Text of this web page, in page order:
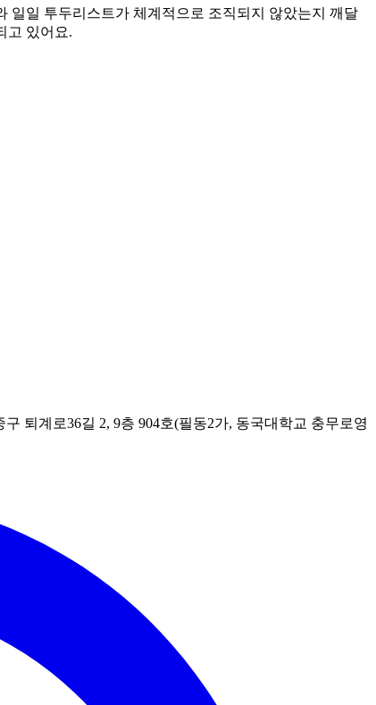
일일 투두리스트가 체계적으로 조직되지 않았는지 깨달
고 있어요.
퇴계로36길 2, 9층 904호(필동2가, 동국대학교 충무로영